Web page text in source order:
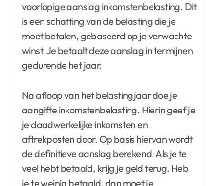
voorlopige aanslag inkomstenbelasting. Dit
is een schatting van de belasting die je
moet betalen, gebaseerd op je verwachte
winst. Je betaalt deze aanslag in termijnen
gedurende het jaar.
Na afloop van het belastingjaar doe je
aangifte inkomstenbelasting. Hierin geef je
je daadwerkelijke inkomsten en
aftrekposten door. Op basis hiervan wordt
de definitieve aanslag berekend. Als je te
veel hebt betaald, krijg je geld terug. Heb
je te weinig betaald, dan moet je